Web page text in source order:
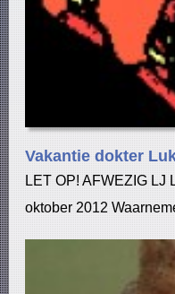
Vakantie dokter
LET OP! AFWEZIG LJ
oktober 2012